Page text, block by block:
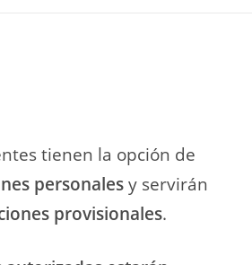
tienen la opción de
personales y servirán
provisionales.